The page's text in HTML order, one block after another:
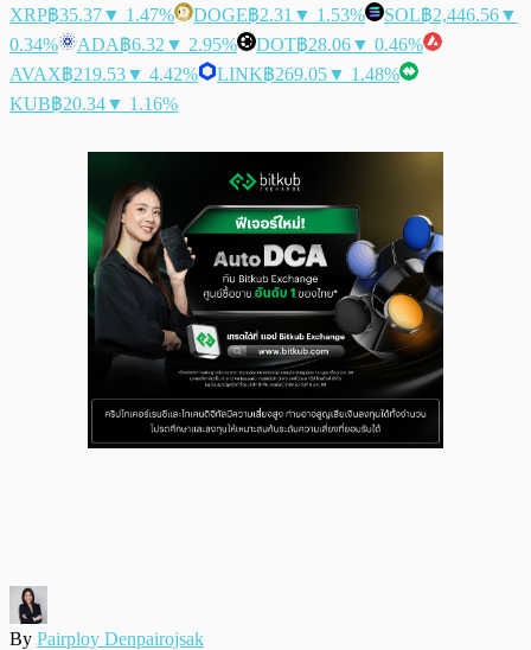
XRP฿35.37▼ 1.47% DOGE฿2.31 ▼ 1.53% SOL฿2,446.56▼
0.34%
ADA฿6.32 ▼ 2.95% DOT฿28.06▼ 0.46%
AVAX฿219.53▼ 4.42% LINK฿269.05▼ 1.48%
KUB฿20.34▼ 1.16%
By Pairploy Denpairojsak